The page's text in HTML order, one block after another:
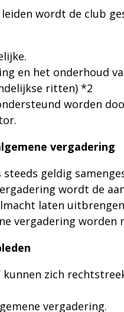
wordt de club
en het onderhoud
ritten) *2
worden
vergadering
steeds geldig
wordt de
laten
vergadering
kunnen zich
vergadering.